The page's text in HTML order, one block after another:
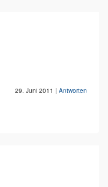
29. Juni 2011 | Antworten